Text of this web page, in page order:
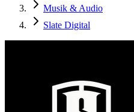
Musik & Audio
Slate Digital